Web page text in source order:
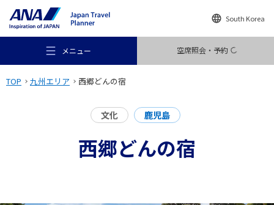
South Korea
メニュー 空席照会・予約
おすすめの旅
TOP 九州エリア 西郷どんの宿
文化 鹿児島
西郷どんの宿